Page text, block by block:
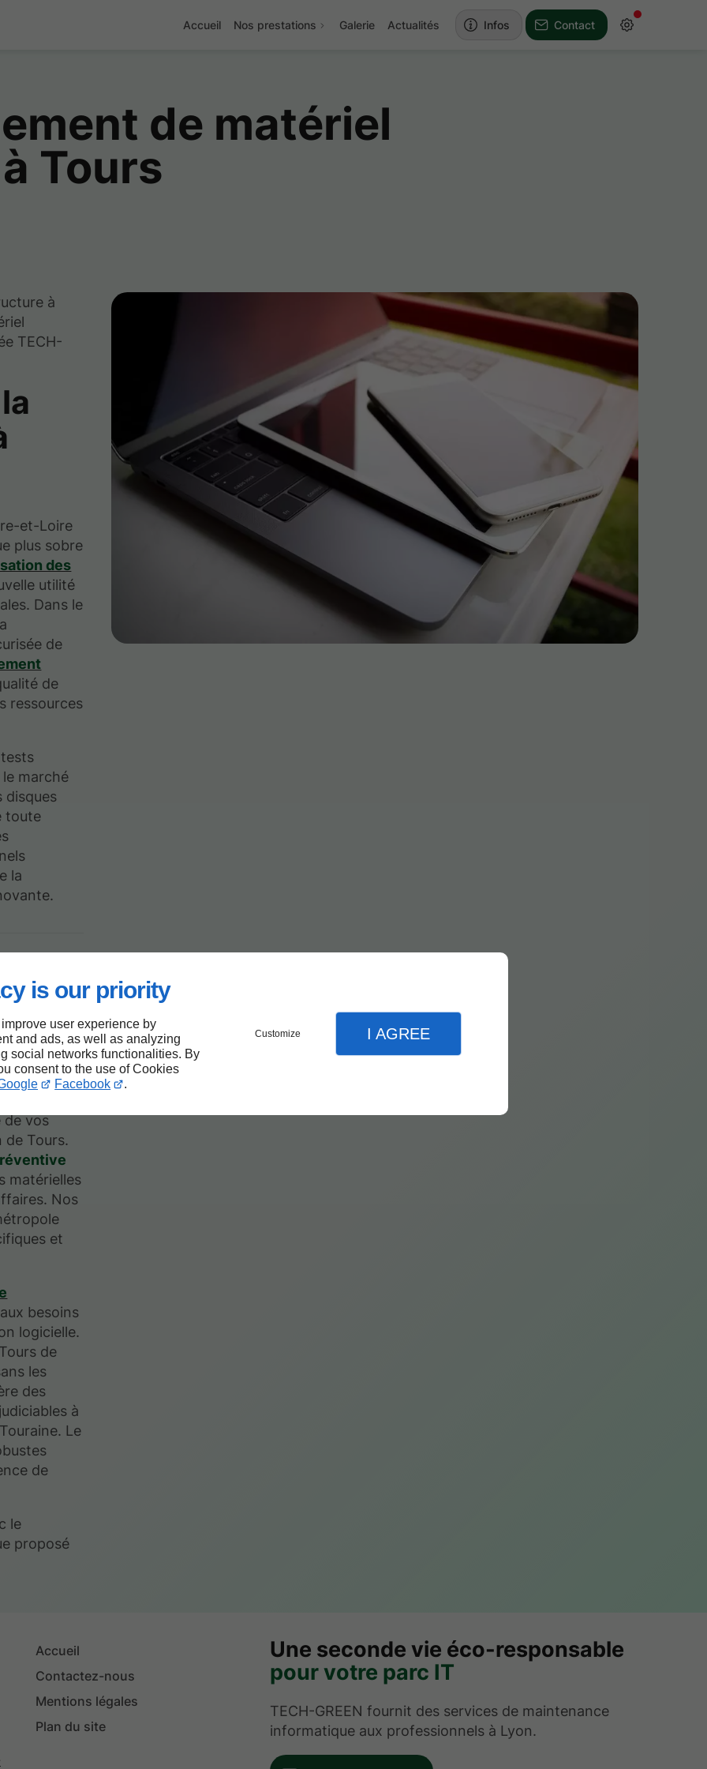
is our priority
user experience by
and ads, as well as analyzing
social networks functionalities. By
consent to the use of Cookies
Facebook .
Customize I AGREE
Accueil Nos prestations Galerie Actualités Infos Contact
de matériel
Tours
à
TECH-
et-Loire
plus sobre
des
utilité
Dans le
de
de
ressources
marché
disques
toute
la
à
de vos
de Tours.
matérielles
Nos
et
besoins
logicielle.
de
les
des
à
Le
de
le
proposé
Accueil
Contactez-nous
Mentions légales
Plan du site
Une seconde vie éco-responsable
pour votre parc IT
TECH-GREEN fournit des services de maintenance
informatique aux professionnels à Lyon.